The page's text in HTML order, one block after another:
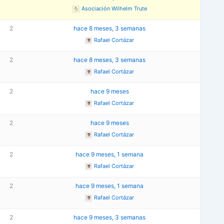
Asociación Wilhelm Trute
2 hace 8 meses, 3 semanas
Rafael Cortázar
2 hace 8 meses, 3 semanas
Rafael Cortázar
2 hace 9 meses
Rafael Cortázar
2 hace 9 meses
Rafael Cortázar
2 hace 9 meses, 1 semana
Rafael Cortázar
2 hace 9 meses, 1 semana
Rafael Cortázar
2 hace 9 meses, 3 semanas